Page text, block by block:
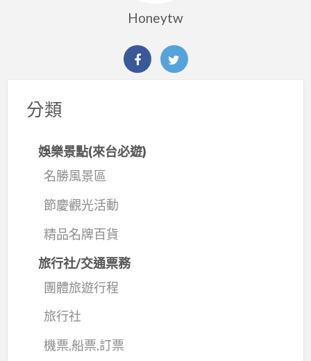
Honeytw
分類
娛樂景點(來台必遊)
名勝風景區
節慶觀光活動
精品名牌百貨
旅行社/交通票務
團體旅遊行程
旅行社
機票,船票,訂票